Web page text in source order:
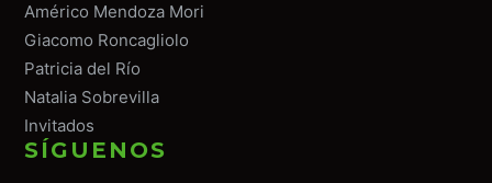
Américo Mendoza Mori
Giacomo Roncagliolo
Patricia del Río
Natalia Sobrevilla
Invitados
SÍGUENOS